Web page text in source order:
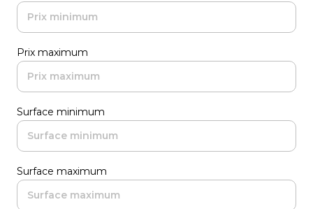
Prix maximum
Surface minimum
Surface maximum